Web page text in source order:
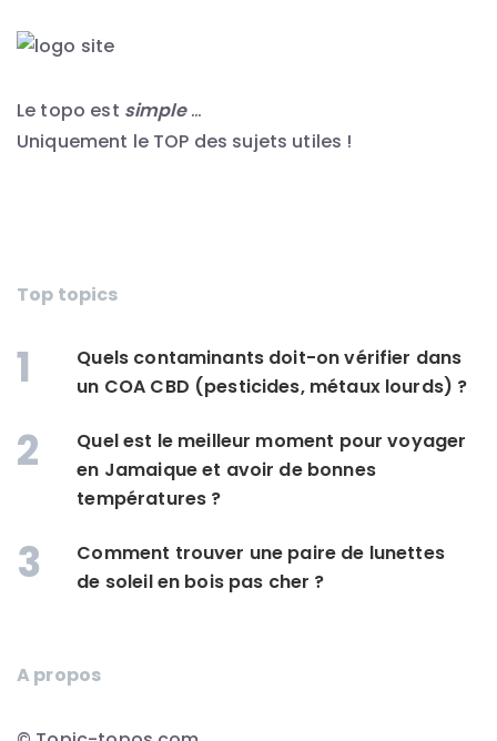
Le topo est simple…
Uniquement le TOP des sujets utiles !
Top topics
1
Quels contaminants doit-on vérifier dans
un COA CBD (pesticides, métaux lourds) ?
2
Quel est le meilleur moment pour voyager
en Jamaique et avoir de bonnes
températures ?
3
Comment trouver une paire de lunettes
de soleil en bois pas cher ?
A propos